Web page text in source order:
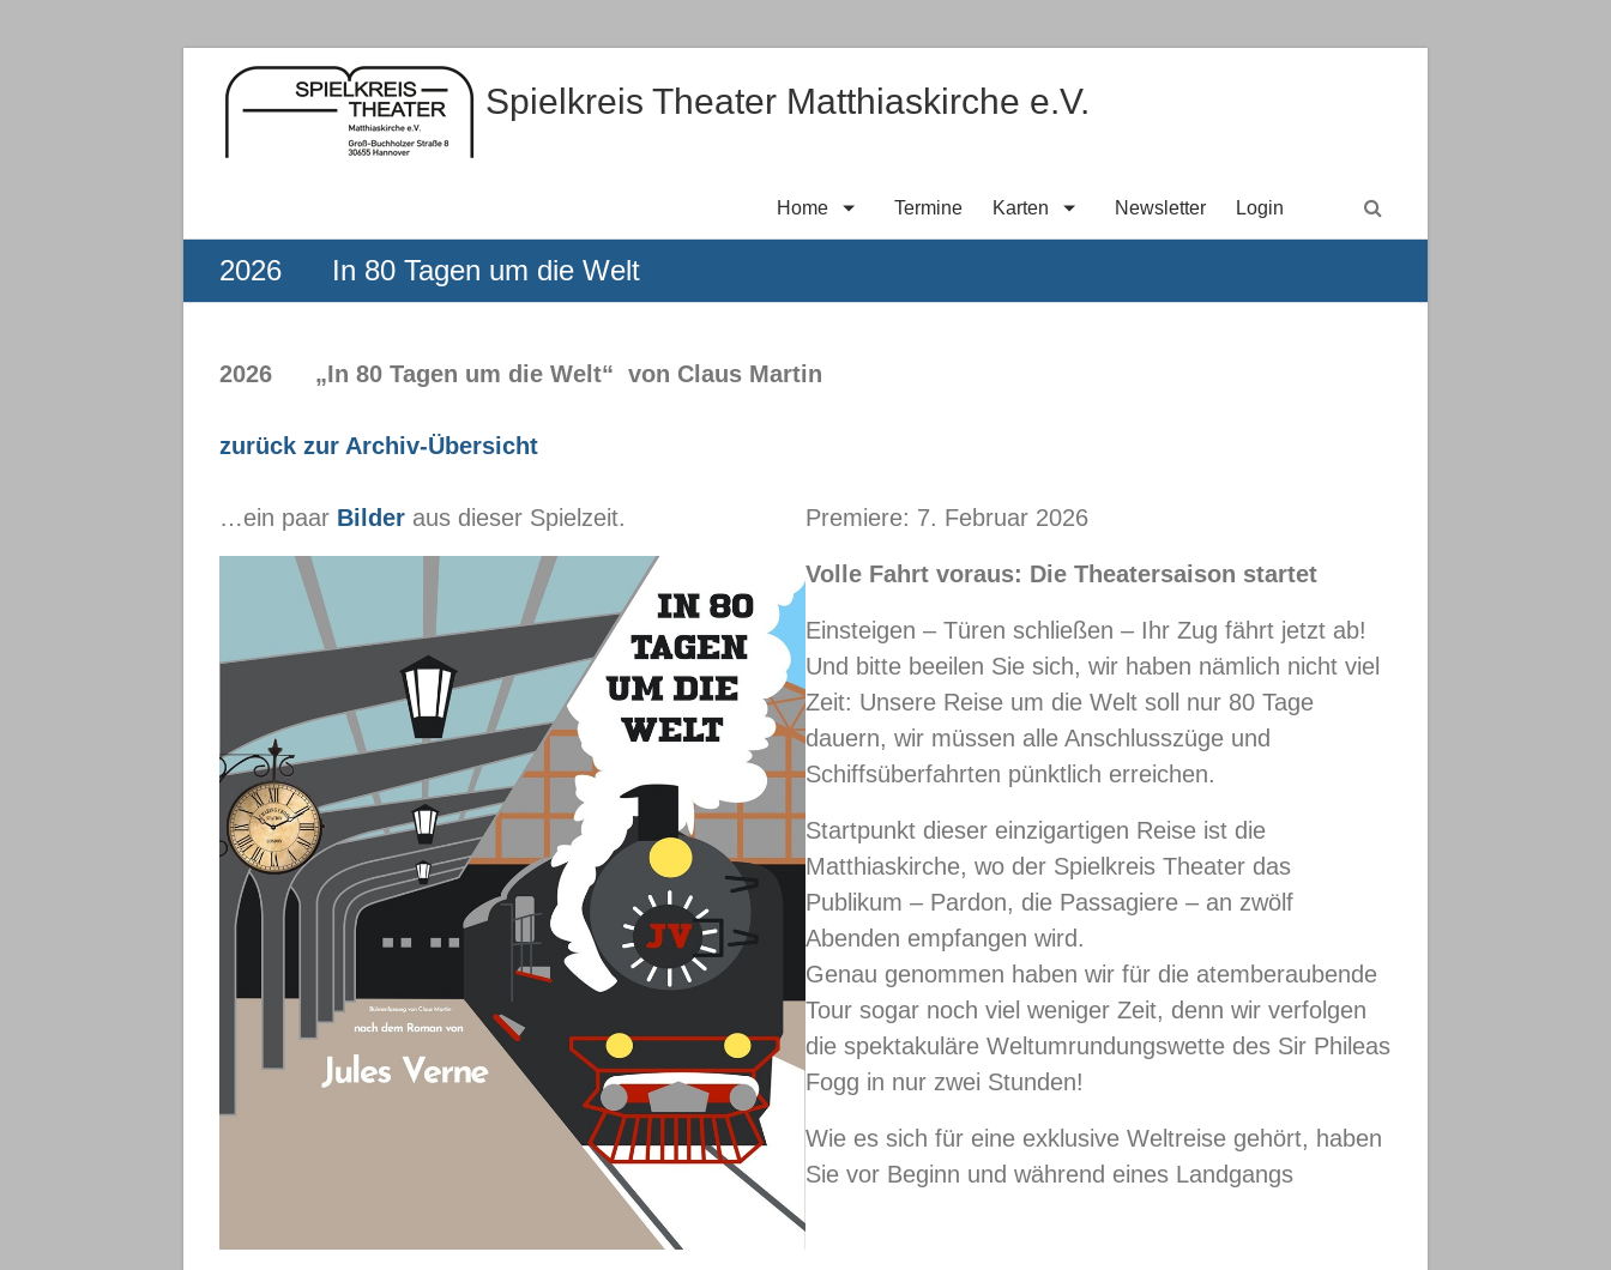
springen
Spielkreis Theater Matthiaskirche e.V.
Home Termine Karten Newsletter Login
2026 In 80 Tagen um die Welt
2026 „In 80 Tagen um die Welt“ von Claus Martin
zurück zur Archiv-Übersicht
…ein paar Bilder aus dieser Spielzeit. Premiere: 7. Februar 2026
Volle Fahrt voraus: Die Theatersaison startet
Einsteigen – Türen schließen – Ihr Zug fährt jetzt ab!
Und bitte beeilen Sie sich, wir haben nämlich nicht viel
Zeit: Unsere Reise um die Welt soll nur 80 Tage
dauern, wir müssen alle Anschlusszüge und
Schiffsüberfahrten pünktlich erreichen.
Startpunkt dieser einzigartigen Reise ist die
Matthiaskirche, wo der Spielkreis Theater das
Publikum – Pardon, die Passagiere – an zwölf
Abenden empfangen wird.
Genau genommen haben wir für die atemberaubende
Tour sogar noch viel weniger Zeit, denn wir verfolgen
die spektakuläre Weltumrundungswette des Sir Phileas
Fogg in nur zwei Stunden!
Wie es sich für eine exklusive Weltreise gehört, haben
Sie vor Beginn und während eines Landgangs